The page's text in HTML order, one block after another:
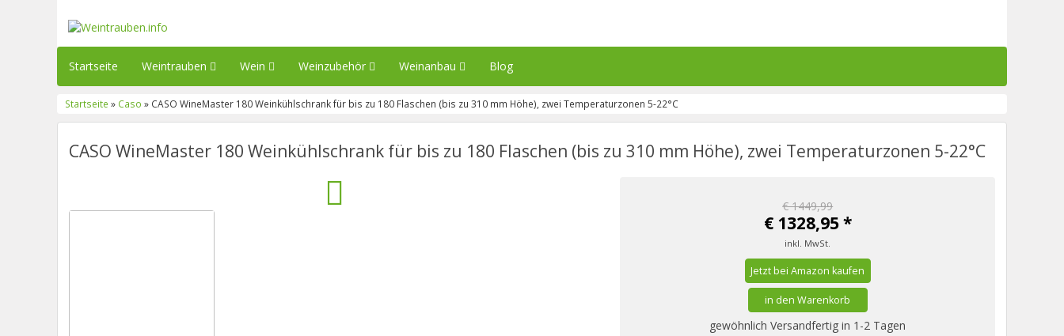
Startseite Weintrauben Wein Weinzubehör Weinanbau Blog
Startseite » Caso » CASO WineMaster 180 Weinkühlschrank für bis zu 180 Flaschen (bis zu 310 mm Höhe), zwei Temperaturzonen 5-22°C
CASO WineMaster 180 Weinkühlschrank für bis zu 180 Flaschen (bis zu 310 mm Höhe), zwei Temperaturzonen 5-22°C
€ 1449,99
€ 1328,95*
inkl. MwSt.
gewöhnlich Versandfertig in 1-2 Tagen